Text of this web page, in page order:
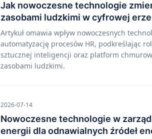
Jak nowoczesne technologie
zasobami ludzkimi w cyfrowej erze
Artykuł omawia wpływ nowoczesnych
automatyzację procesów HR, podkreślając
sztucznej inteligencji oraz platform
zasobami ludzkimi.
2026-07-14
Nowoczesne technologie w
energii dla odnawialnych źródeł